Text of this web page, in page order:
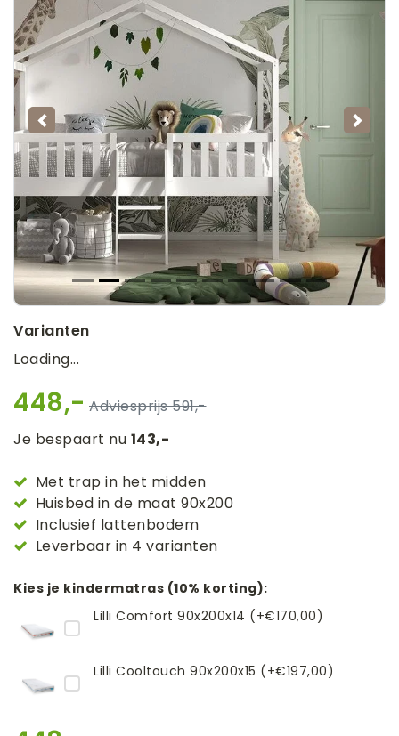
Vorige
Varianten
Loading...
448,-
591,-
Je bespaart nu 143,-
Met trap in het midden
Huisbed in de maat 90x200
Inclusief lattenbodem
Leverbaar in 4 varianten
Kies je kindermatras (10% korting):
Lilli Comfort 90x200x14 (+€170,00)
Lilli Cooltouch 90x200x15 (+€197,00)